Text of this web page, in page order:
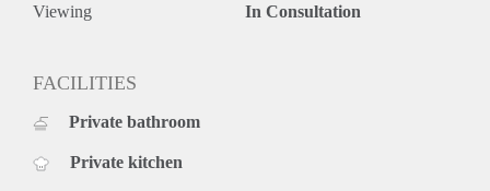
Viewing In Consultation
FACILITIES
Private bathroom
Private kitchen